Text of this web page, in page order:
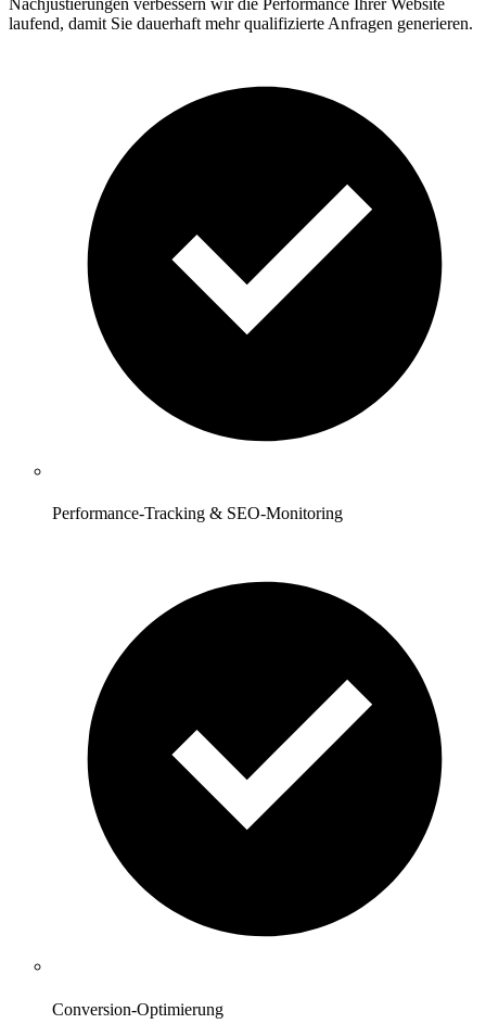
laufend, damit Sie dauerhaft mehr qualifizierte Anfragen generieren.
Performance-Tracking & SEO-Monitoring
Conversion-Optimierung